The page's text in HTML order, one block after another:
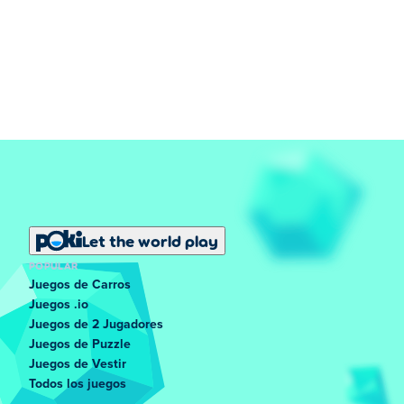
Let the world play
POPULAR
Juegos de Carros
Juegos .io
Juegos de 2 Jugadores
Juegos de Puzzle
Juegos de Vestir
Todos los juegos